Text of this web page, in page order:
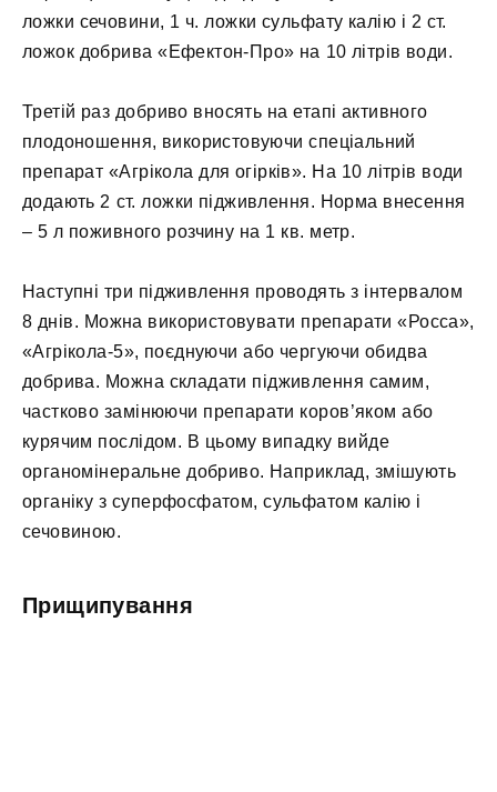
ложки сечовини, 1 ч. ложки сульфату калію і 2 ст.
ложок добрива «Ефектон-Про» на 10 літрів води.
Третій раз добриво вносять на етапі активного
плодоношення, використовуючи спеціальний
препарат «Агрікола для огірків». На 10 літрів води
додають 2 ст. ложки підживлення. Норма внесення
– 5 л поживного розчину на 1 кв. метр.
Наступні три підживлення проводять з інтервалом
8 днів. Можна використовувати препарати «Росса»,
«Агрікола-5», поєднуючи або чергуючи обидва
добрива. Можна складати підживлення самим,
частково замінюючи препарати коров’яком або
курячим послідом. В цьому випадку вийде
органомінеральне добриво. Наприклад, змішують
органіку з суперфосфатом, сульфатом калію і
сечовиною.
Прищипування